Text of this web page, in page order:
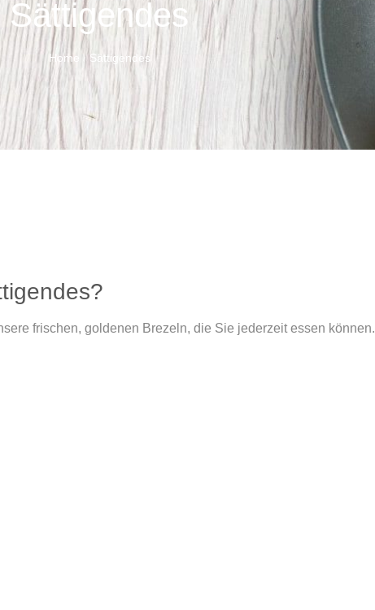
Sättigendes
Home / Sättigendes
frischen, goldenen Brezeln, die Sie jederzeit essen können.